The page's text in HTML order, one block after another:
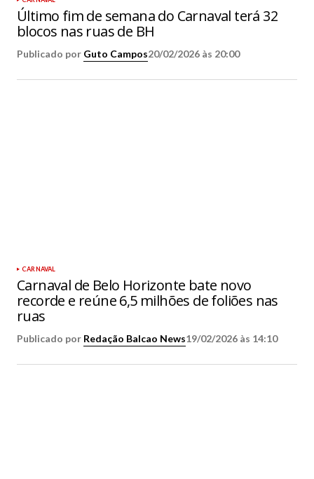
Último fim de semana do Carnaval terá 32
blocos nas ruas de BH
Publicado por Guto Campos20/02/2026 às 20:00
CARNAVAL
Carnaval de Belo Horizonte bate novo
recorde e reúne 6,5 milhões de foliões nas
ruas
Publicado por Redação Balcao News19/02/2026 às 14:10